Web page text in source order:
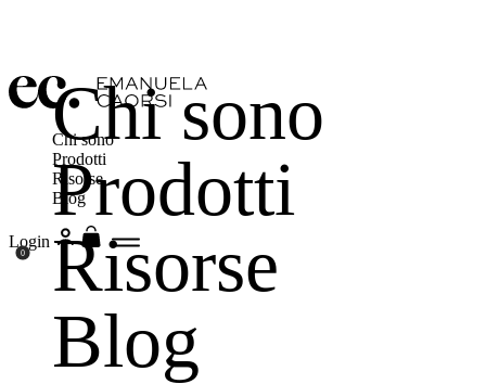
Chi sono
Prodotti
Risorse
Blog
Login
0
Chi sono
Prodotti
Risorse
Blog